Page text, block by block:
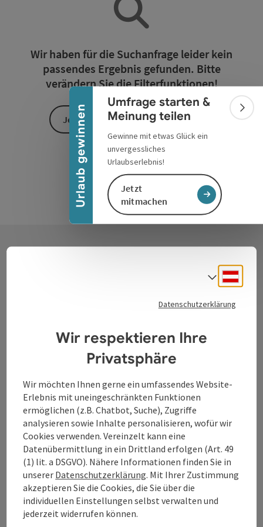
Urlaub gewinnen
Banner einklappen
Umfrage starten &
Meinung teilen
Gewinne mit etwas Glück ein
unvergessliches
Urlaubserlebnis!
Jetzt
mitmachen
Wir haben für die Suchanfrage leider kein
passendes Ergebnis gefunden. Bitte
verändern Sie die Filterfunktionen!
Jetzt alle Filter zurücksetzen
Oberösterreich
WGD Donau Oberösterreich Tourismus
Lindengasse 9
4040 Linz
+43 732 7277 - 888
info@donauregion.at
Fax: +43 732 7277 - 804
Datenschutzerklärung
Wir respektieren Ihre
Privatsphäre
Wir möchten Ihnen gerne ein umfassendes Website-
Erlebnis mit uneingeschränkten Funktionen
ermöglichen (z.B. Chatbot, Suche), Zugriffe
analysieren sowie Inhalte personalisieren, wofür wir
Cookies verwenden. Vereinzelt kann eine
Datenübermittlung in ein Drittland erfolgen (Art. 49
(1) lit. a DSGVO). Nähere Informationen finden Sie in
unserer Datenschutzerklärung. Mit Ihrer Zustimmung
akzeptieren Sie die Cookies, die Sie über die
individuellen Einstellungen selbst verwalten und
jederzeit widerrufen können.